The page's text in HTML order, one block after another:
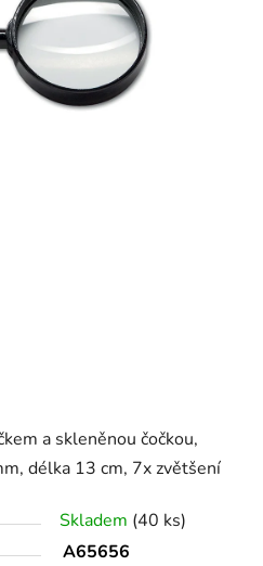
a skleněnou čočkou,
délka 13 cm, 7x zvětšení
Skladem (40 ks)
A65656